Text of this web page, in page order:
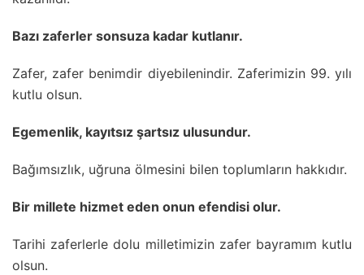
Bazı zaferler sonsuza kadar kutlanır.
Zafer, zafer benimdir diyebilenindir. Zaferimizin 99. yılı
kutlu olsun.
Egemenlik, kayıtsız şartsız ulusundur.
Bağımsızlık, uğruna ölmesini bilen toplumların hakkıdır.
Bir millete hizmet eden onun efendisi olur.
Tarihi zaferlerle dolu milletimizin zafer bayramım kutlu
olsun.